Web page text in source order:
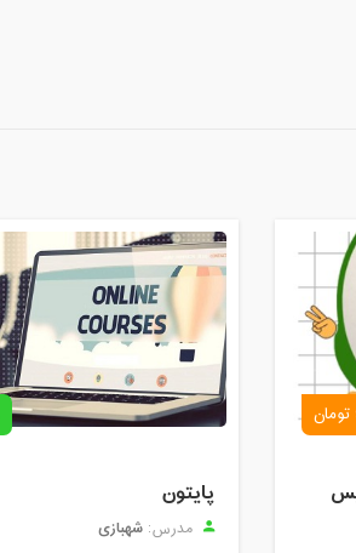
پایتون
مدرس: شهبازی